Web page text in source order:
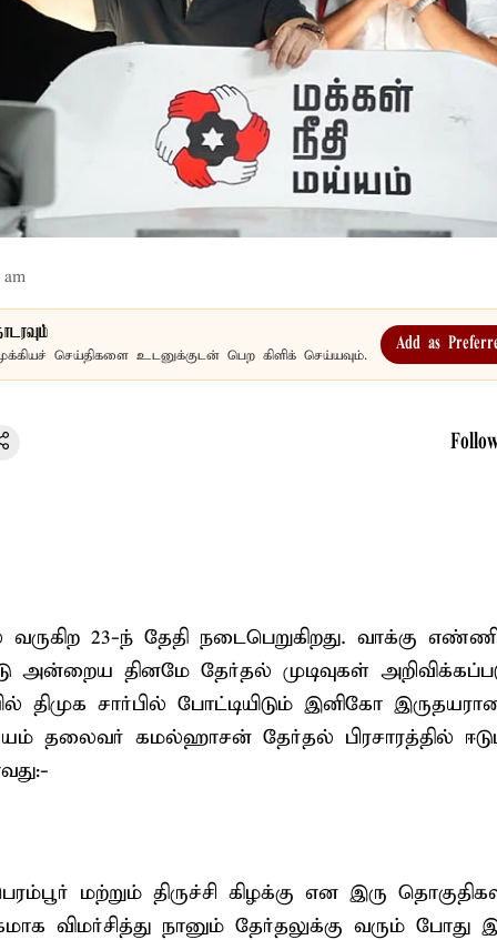
செய்திகளை உடனுக்குடன் பெற கிளிக் செய்யவும்.
Add as
23-ந் தேதி நடைபெறுகிறது. வாக்கு
தினமே தேர்தல் முடிவுகள்
திமுக சார்பில் போட்டியிடும் இனிகோ
தலைவர் கமல்ஹாசன் தேர்தல் பிரசாரத்தில்
மற்றும் திருச்சி கிழக்கு என இரு
விமர்சித்து நானும் தேர்தலுக்கு வரும் போது